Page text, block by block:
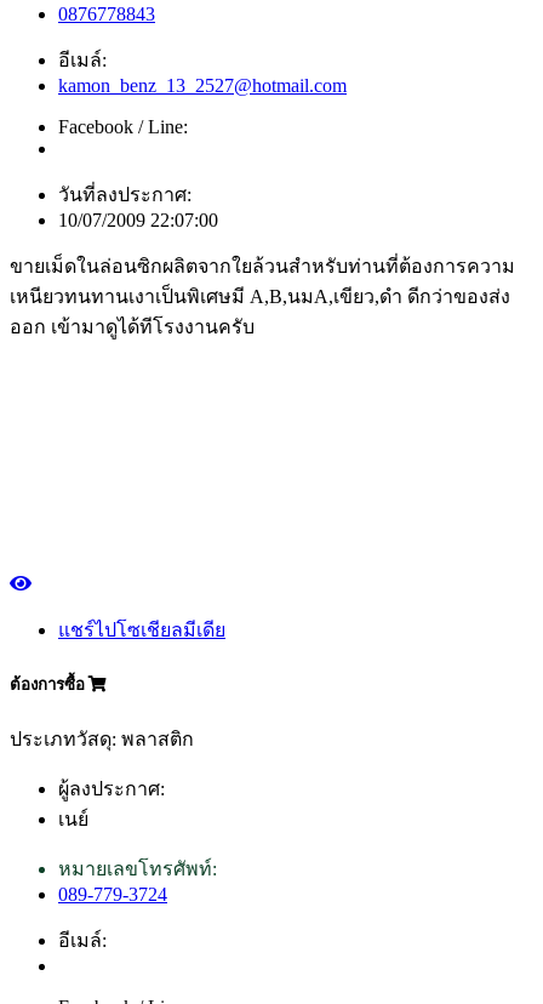
0876778843
อีเมล์:
kamon_benz_13_2527@hotmail.com
Facebook / Line:
วันที่ลงประกาศ:
10/07/2009 22:07:00
ขายเม็ดในล่อนซิกผลิตจากใยล้วนสำหรับท่านที่ต้องการความ
เหนียวทนทานเงาเป็นพิเศษมี A,B,นมA,เขียว,ดำ ดีกว่าของส่ง
ออก เข้ามาดูได้ทีโรงงานครับ
แชร์ไปโซเชียลมีเดีย
ต้องการซื้อ
ประเภทวัสดุ: พลาสติก
ผู้ลงประกาศ:
เนย์
หมายเลขโทรศัพท์:
089-779-3724
อีเมล์: